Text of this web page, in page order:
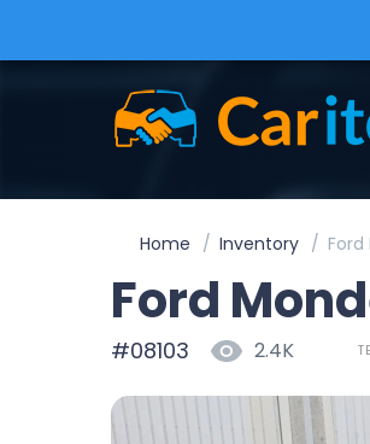
Home Inventory
Ford
#08103 2.4K